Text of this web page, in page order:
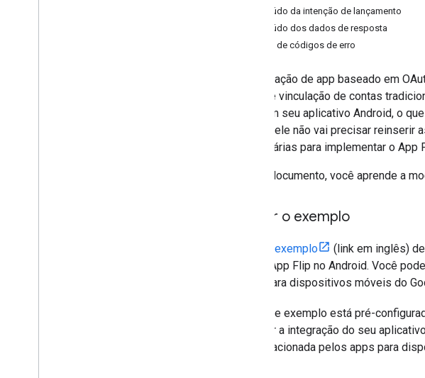
Conteúdo da intenção de lançamento
Conteúdo dos dados de resposta
Tabela de códigos de erro
A vinculação de app baseado em
fluxo de vinculação de contas
login em seu aplicativo Android, o
no app, ele não vai precisar
necessárias para implementar o App
Neste documento, você aprende a
Testar o exemplo
App de exemplo
(link em inglês)
com o App Flip no Android. Você
Apps para dispositivos móveis do
O app de exemplo está pré-
verificar a integração do seu
simula acionada pelos apps para